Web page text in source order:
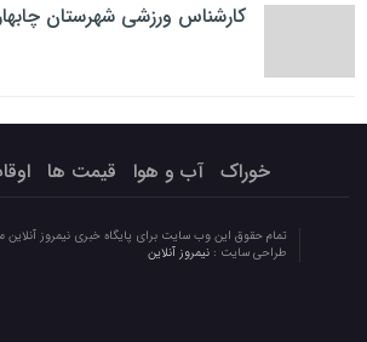
کارشناس ورزشی شهرستان
خوراک آب و هوا قیمت ها
تمام حقوق این وب سایت برای پایگاه خبری نیمروز
طراحی سایت : نیمروز آنلاین